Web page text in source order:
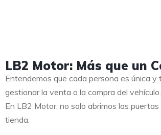
LB2 Motor: Más que un
Entendemos que cada persona es única
gestionar la venta o la compra del vehículo.
En LB2 Motor, no solo abrimos las
tienda.